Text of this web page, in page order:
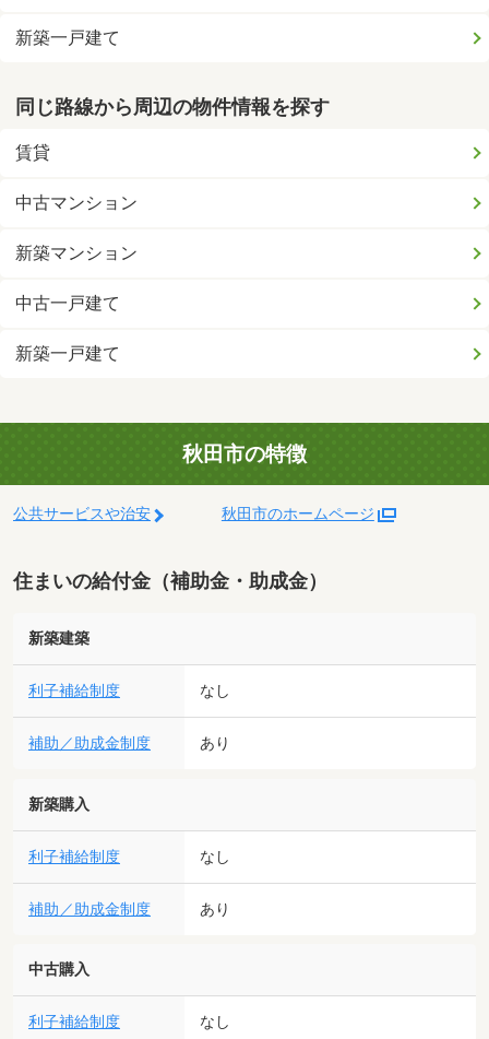
新築一戸建て
同じ路線から周辺の物件情報を探す
賃貸
中古マンション
新築マンション
中古一戸建て
新築一戸建て
秋田市の特徴
公共サービスや治安 秋田市のホームページ
住まいの給付金（補助金・助成金）
新築建築
利子補給制度 なし
補助／助成金制度 あり
新築購入
利子補給制度 なし
補助／助成金制度 あり
中古購入
利子補給制度 なし